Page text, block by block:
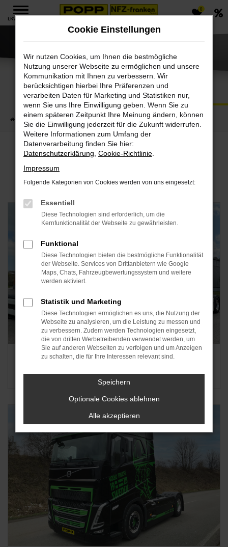
Zum
Hauptinhalt
LKW MENÜ
0
Startseite LKW LKW-Deals & News
LKW-Deals & News
Volvo FH Electric
Jetzt schon 2x in Thüringen.
Cookie Einstellungen
Wir nutzen Cookies, um Ihnen die bestmögliche
Nutzung unserer Webseite zu ermöglichen und unsere
Kommunikation mit Ihnen zu verbessern. Wir
berücksichtigen hierbei Ihre Präferenzen und
verarbeiten Daten für Marketing und Statistiken nur,
wenn Sie uns Ihre Einwilligung geben. Wenn Sie zu
einem späteren Zeitpunkt Ihre Meinung ändern, können
Sie die Einwilligung jederzeit für die Zukunft widerrufen.
Weitere Informationen zum Umfang der
Datenverarbeitung finden Sie hier:
Datenschutzerklärung Cookie-Richtlinie
Impressum
Folgende Kategorien von Cookies werden von uns eingesetzt:
Essentiell
Diese Technologien sind erforderlich, um die
Kernfunktionalität der Webseite zu gewährleisten.
Funktional
Diese Technologien bieten die bestmögliche Funktionalität
der Webseite. Services von Drittanbietern wie Google
Maps, Chats, Fahrzeugbewertungssystem und weitere
werden aktiviert.
Statistik und Marketing
Diese Technologien ermöglichen es uns, die Nutzung der
Webseite zu analysieren, um die Leistung zu messen und
zu verbessern. Zudem werden Technologien eingesetzt,
die von dritten Werbetreibenden verwendet werden, um
Sie auf anderen Webseiten zu verfolgen und um Anzeigen
zu schalten, die für Ihre Interessen relevant sind.
Speichern
Optionale Cookies ablehnen
Alle akzeptieren